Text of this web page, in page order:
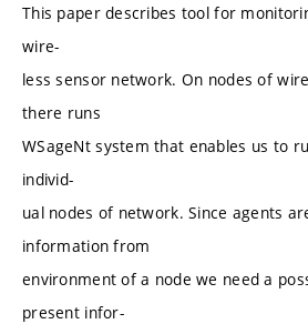
This paper describes tool for
wire-
less sensor network. On nodes of
there runs
WSageNt system that enables us to
individ-
ual nodes of network. Since agents
information from
environment of a node we need a
present infor-